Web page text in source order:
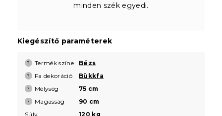
minden szék egyedi.
Kiegészítő paraméterek
? Termék színe Bézs
? Fa dekoráció Bükkfa
? Mélység 75 cm
? Magasság
90 cm
Súly
120 kg